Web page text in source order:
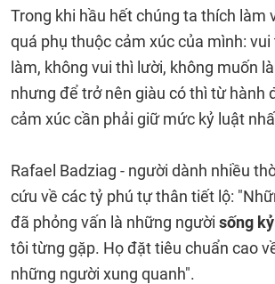
Trong khi hầu hết chúng ta thích làm
quá phụ thuộc cảm xúc của mình:
làm, không vui thì lười, không muốn
nhưng để trở nên giàu có thì từ hành
cảm xúc cần phải giữ mức kỷ luật
Rafael Badziag - người dành nhiều
cứu về các tỷ phú tự thân tiết lộ:
đã phỏng vấn là những người sống
tôi từng gặp. Họ đặt tiêu chuẩn cao
những người xung quanh".